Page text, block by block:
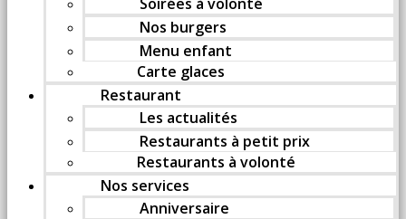
Nos burgers
Menu enfant
Carte glaces
Restaurant
Les actualités
Restaurants à petit prix
Restaurants à volonté
Nos services
Anniversaire